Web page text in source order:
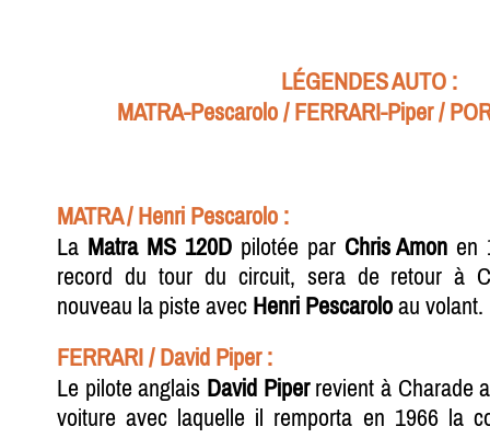
LÉGENDES AUTO :
MATRA-Pescarolo / FERRARI-Piper /
MATRA / Henri Pescarolo :
La Matra MS 120Dpilotée par Chris Amon en
record du tour du circuit, sera de retour à
nouveau la piste avec Henri Pescaroloau volant.
FERRARI / David Piper :
Le pilote anglais David Piperrevient à Charade
voiture avec laquelle il remporta en 1966 la